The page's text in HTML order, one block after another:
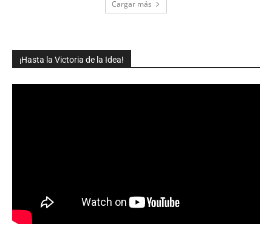
Cargar más
¡Hasta la Victoria de la Idea!